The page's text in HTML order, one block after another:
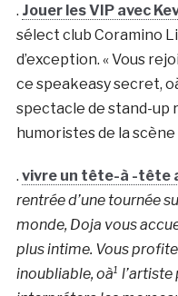
. Jouer les VIP avec
sélect club Coramino
d’exception. « Vous
ce speakeasy secret,
spectacle de stand-up
humoristes de la scène
. vivre un tête-à -tête
rentrée d’une tournée
monde, Doja vous
plus intime. Vous
inoubliable, oà¹